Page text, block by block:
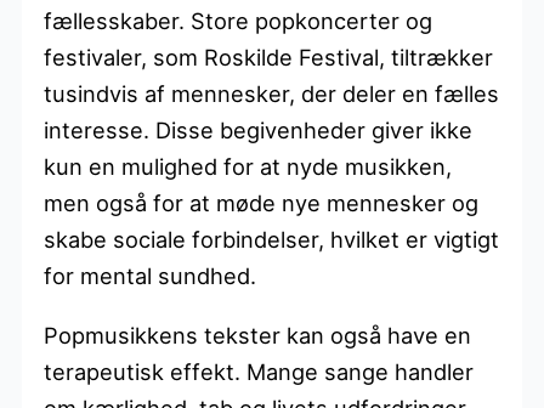
fællesskaber. Store popkoncerter og
festivaler, som Roskilde Festival, tiltrækker
tusindvis af mennesker, der deler en fælles
interesse. Disse begivenheder giver ikke
kun en mulighed for at nyde musikken,
men også for at møde nye mennesker og
skabe sociale forbindelser, hvilket er vigtigt
for mental sundhed.
Popmusikkens tekster kan også have en
terapeutisk effekt. Mange sange handler